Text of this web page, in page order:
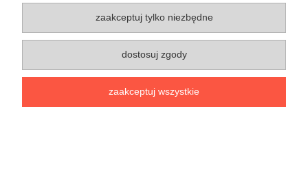
do koszyka
zaakceptuj tylko niezbędne
dostosuj zgody
zaakceptuj wszystkie